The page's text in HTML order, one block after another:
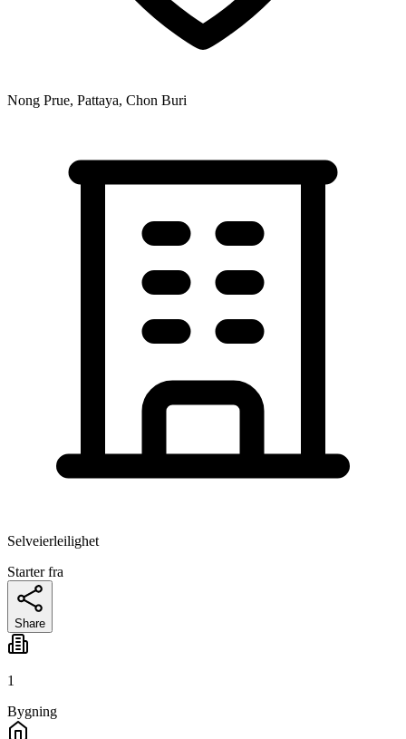
Nong Prue, Pattaya, Chon Buri
Selveierleilighet
Starter fra
Share
1
Bygning